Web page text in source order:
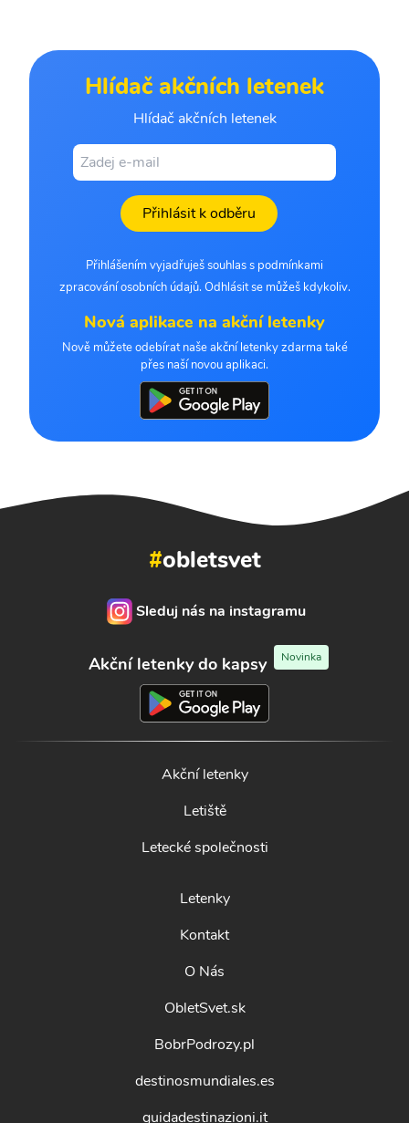
Hlídač akčních letenek
Hlídač akčních letenek
Přihlásit k odběru
Přihlášením vyjadřuješ souhlas s podmínkami
zpracování osobních údajů. Odhlásit se můžeš kdykoliv.
Nová aplikace na akční letenky
Nově můžete odebírat naše akční letenky zdarma také
přes naší novou aplikaci.
#obletsvet
Sleduj nás na instagramu
Akční letenky do kapsy Novinka
Akční letenky
Letiště
Letecké společnosti
Letenky
Kontakt
O Nás
ObletSvet.sk
BobrPodrozy.pl
destinosmundiales.es
guidadestinazioni.it